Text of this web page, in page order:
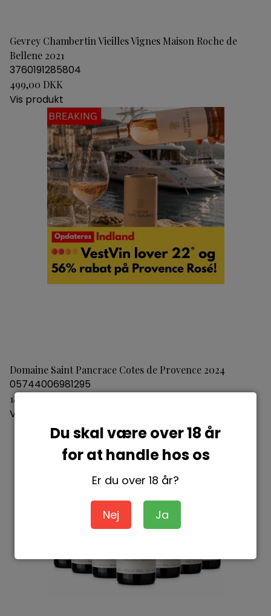
Du skal være over 18 år
for at handle hos os
Er du over 18 år?
Nej Ja
Gevrey Chambertin Vieilles Vignes Maison Roche de
Bellene 2021
3760191285804
499,00 DKK
Vis produkt
Domaine Saint Pancrace Cotes de Provence 2024
05744006981295
180,00 DKK
Vis produkt